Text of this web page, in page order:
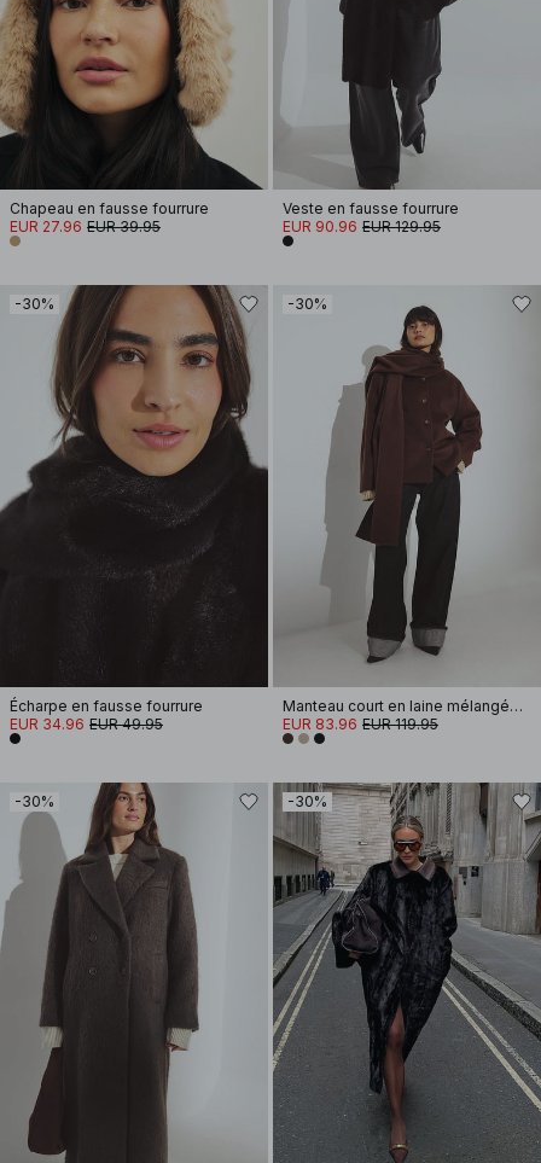
Chapeau en fausse fourrure
EUR 27.96 EUR 39.95
Veste en fausse fourrure
EUR 90.96 EUR 129.95
-30%
Écharpe en fausse fourrure
EUR 34.96 EUR 49.95
-30%
Manteau court en laine mélangée avec écharpe
EUR 83.96 EUR 119.95
-30% -30%